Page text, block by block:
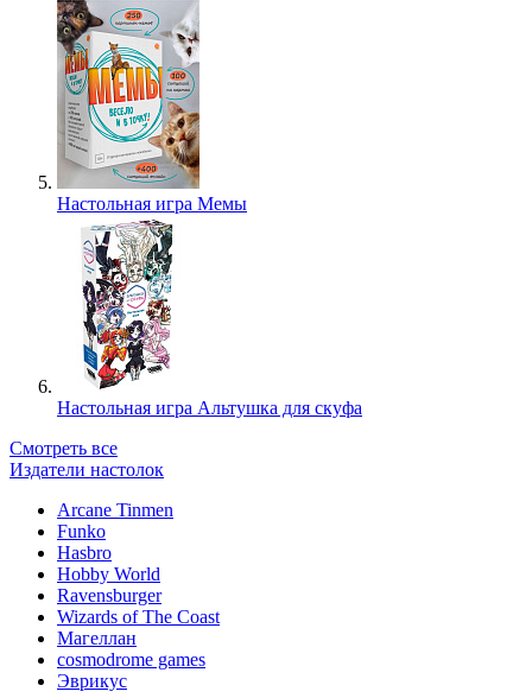
Настольная игра Мемы
Настольная игра Альтушка для скуфа
Смотреть все
Издатели настолок
Arcane Tinmen
Funko
Hasbro
Hobby World
Ravensburger
Wizards of The Coast
Магеллан
сosmodrome games
Эврикус